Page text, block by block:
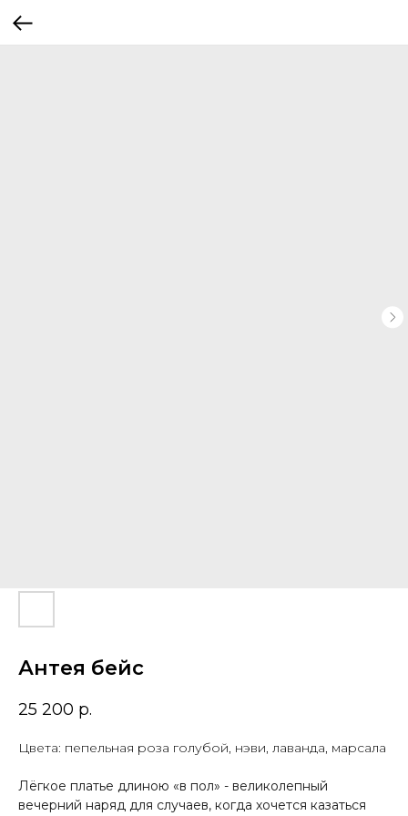
Антея бейс
25 200 р.
Цвета: пепельная роза голубой, нэви, лаванда, марсала
Лёгкое платье длиною «в пол» - великолепный
вечерний наряд для случаев, когда хочется казаться